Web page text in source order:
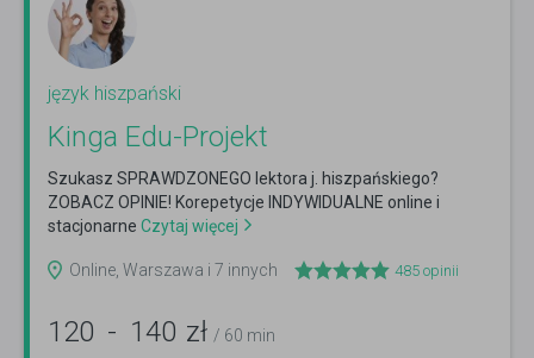
język hiszpański
Kinga Edu-Projekt
Szukasz SPRAWDZONEGO lektora j. hiszpańskiego?
ZOBACZ OPINIE! Korepetycje INDYWIDUALNE online i
stacjonarne Czytaj więcej
Online, Warszawa i 7 innych 485 opinii
120 - 140 zł / 60 min